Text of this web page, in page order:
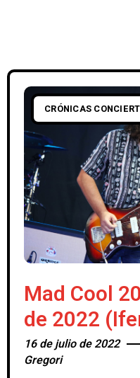
CRÓNICAS
Mad Cool
de 2022
16 de julio de 2022
Gregori